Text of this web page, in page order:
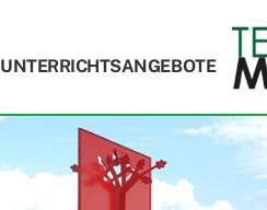
UNTERRICHTSANGEBOTE